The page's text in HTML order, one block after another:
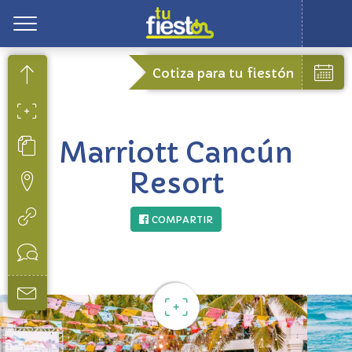
Cotiza para tu fiestón
Marriott Cancún
Resort
COMPARTIR